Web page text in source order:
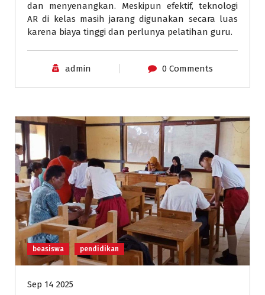
dan menyenangkan. Meskipun efektif, teknologi
AR di kelas masih jarang digunakan secara luas
karena biaya tinggi dan perlunya pelatihan guru.
admin 0 Comments
beasiswa pendidikan
Sep 14 2025